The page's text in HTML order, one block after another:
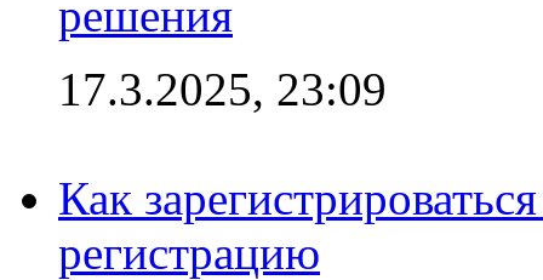
решения
17.3.2025, 23:09
Как
регистрацию